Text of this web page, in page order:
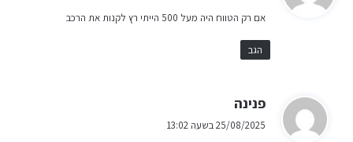
ב
אם רק הטווח היה מעל 500 הייתי רץ לקנות את הרכב
הגב
פנינה
25/08/2025 בשעה 13:02